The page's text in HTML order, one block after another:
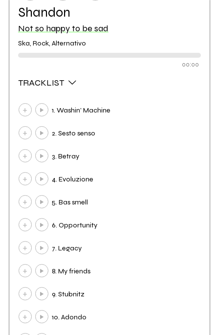
Shandon
Not so happy to be sad
Ska, Rock, Alternativo
00:00
TRACKLIST
1. Washin’ Machine
2. Sesto senso
3. Betray
4. Evoluzione
5. Bas smell
6. Opportunity
7. Legacy
8. My friends
9. Stubnitz
10. Adondo